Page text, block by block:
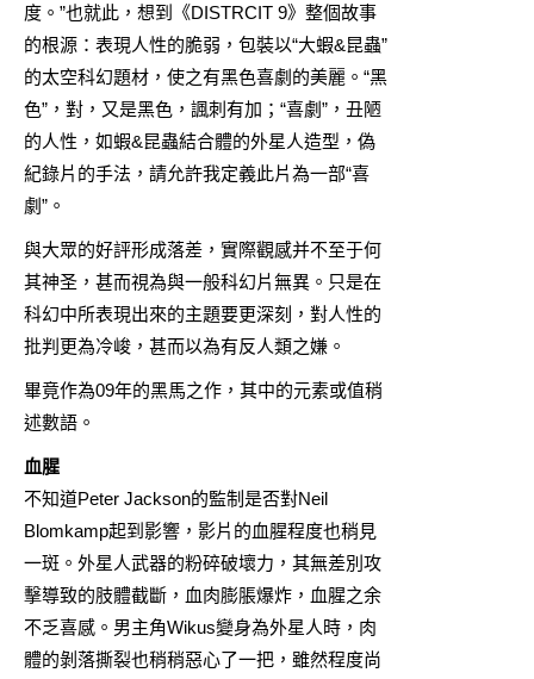
度。”也就此，想到《DISTRCIT 9》整個故事
的根源：表現人性的脆弱，包裝以“大蝦&昆蟲”
的太空科幻題材，使之有黑色喜劇的美麗。“黑
色”，對，又是黑色，諷刺有加；“喜劇”，丑陋
的人性，如蝦&昆蟲結合體的外星人造型，偽
紀錄片的手法，請允許我定義此片為一部“喜
劇”。
與大眾的好評形成落差，實際觀感并不至于何
其神圣，甚而視為與一般科幻片無異。只是在
科幻中所表現出來的主題要更深刻，對人性的
批判更為冷峻，甚而以為有反人類之嫌。
畢竟作為09年的黑馬之作，其中的元素或值稍
述數語。
血腥
不知道Peter Jackson的監制是否對Neil
Blomkamp起到影響，影片的血腥程度也稍見
一斑。外星人武器的粉碎破壞力，其無差別攻
擊導致的肢體截斷，血肉膨脹爆炸，血腥之余
不乏喜感。男主角Wikus變身為外星人時，肉
體的剝落撕裂也稍稍惡心了一把，雖然程度尚